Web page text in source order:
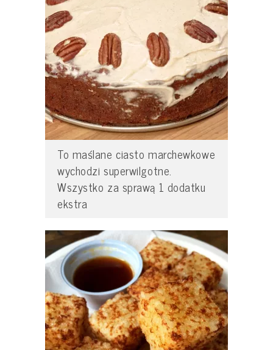
To maślane ciasto marchewkowe
wychodzi superwilgotne.
Wszystko za sprawą 1 dodatku
ekstra